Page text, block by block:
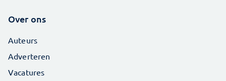
Over ons
Auteurs
Adverteren
Vacatures